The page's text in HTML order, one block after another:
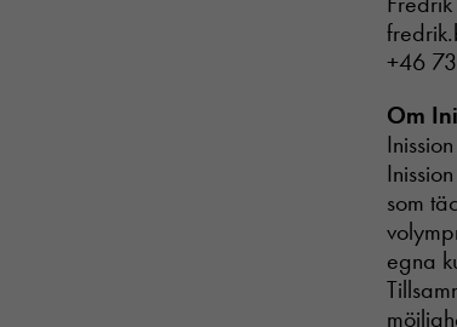
+46
Om
som
egna